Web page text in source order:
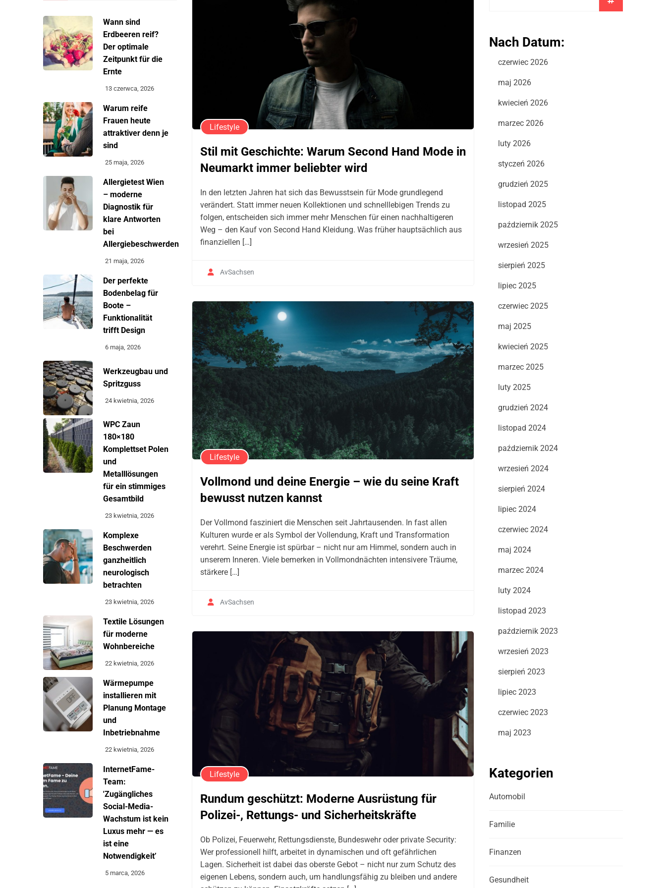
Wann sind
Erdbeeren reif?
Der optimale
Zeitpunkt für die
Ernte
13 czerwca, 2026
Warum reife
Frauen heute
attraktiver denn je
sind
25 maja, 2026
Allergietest Wien
– moderne
Diagnostik für
klare Antworten
bei
Allergiebeschwerden
21 maja, 2026
Der perfekte
Bodenbelag für
Boote –
Funktionalität
trifft Design
6 maja, 2026
Werkzeugbau und
Spritzguss
24 kwietnia, 2026
WPC Zaun
180×180
Komplettset Polen
und
Metalllösungen
für ein stimmiges
Gesamtbild
23 kwietnia, 2026
Komplexe
Beschwerden
ganzheitlich
neurologisch
betrachten
23 kwietnia, 2026
Textile Lösungen
für moderne
Wohnbereiche
22 kwietnia, 2026
Wärmepumpe
installieren mit
Planung Montage
und
Inbetriebnahme
22 kwietnia, 2026
InternetFame-
Team:
'Zugängliches
Social-Media-
Wachstum ist kein
Luxus mehr — es
ist eine
Notwendigkeit’
5 marca, 2026
Lifestyle
Stil mit Geschichte: Warum Second Hand Mode in
Neumarkt immer beliebter wird
In den letzten Jahren hat sich das Bewusstsein für Mode grundlegend
verändert. Statt immer neuen Kollektionen und schnelllebigen Trends zu
folgen, entscheiden sich immer mehr Menschen für einen nachhaltigeren
Weg – den Kauf von Second Hand Kleidung. Was früher hauptsächlich aus
finanziellen […]
AvSachsen
Lifestyle
Vollmond und deine Energie – wie du seine Kraft
bewusst nutzen kannst
Der Vollmond fasziniert die Menschen seit Jahrtausenden. In fast allen
Kulturen wurde er als Symbol der Vollendung, Kraft und Transformation
verehrt. Seine Energie ist spürbar – nicht nur am Himmel, sondern auch in
unserem Inneren. Viele bemerken in Vollmondnächten intensivere Träume,
stärkere […]
AvSachsen
Lifestyle
Rundum geschützt: Moderne Ausrüstung für
Polizei-, Rettungs- und Sicherheitskräfte
Ob Polizei, Feuerwehr, Rettungsdienste, Bundeswehr oder private Security:
Wer professionell hilft, arbeitet in dynamischen und oft gefährlichen
Lagen. Sicherheit ist dabei das oberste Gebot – nicht nur zum Schutz des
eigenen Lebens, sondern auch, um handlungsfähig zu bleiben und andere
Nach Datum:
czerwiec 2026
maj 2026
kwiecień 2026
marzec 2026
luty 2026
styczeń 2026
grudzień 2025
listopad 2025
październik 2025
wrzesień 2025
sierpień 2025
lipiec 2025
czerwiec 2025
maj 2025
kwiecień 2025
marzec 2025
luty 2025
grudzień 2024
listopad 2024
październik 2024
wrzesień 2024
sierpień 2024
lipiec 2024
czerwiec 2024
maj 2024
marzec 2024
luty 2024
listopad 2023
październik 2023
wrzesień 2023
sierpień 2023
lipiec 2023
czerwiec 2023
maj 2023
Kategorien
Automobil
Familie
Finanzen
Gesundheit